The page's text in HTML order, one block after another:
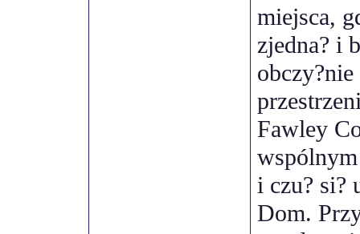
miejsca,
zjedna? i
Fawley
i czu? si?
Dom.